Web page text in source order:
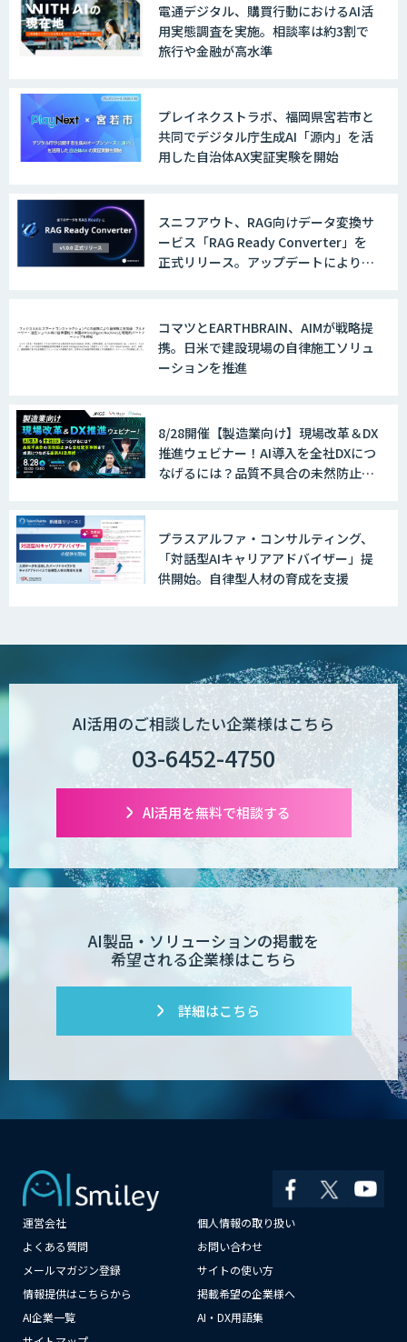
電通デジタル、購買行動におけるAI活
用実態調査を実施。相談率は約3割で
旅行や金融が高水準
プレイネクストラボ、福岡県宮若市と
共同でデジタル庁生成AI「源内」を活
用した自治体AX実証実験を開始
スニフアウト、RAG向けデータ変換サ
ービス「RAG Ready Converter」を
正式リリース。アップデートにより変
コマツとEARTHBRAIN、AIMが戦略提
携。日米で建設現場の自律施工ソリュ
ーションを推進
8/28開催【製造業向け】現場改革＆DX
推進ウェビナー！AI導入を全社DXにつ
なげるには？品質不具合の未然防止か
プラスアルファ・コンサルティング、
「対話型AIキャリアアドバイザー」提
供開始。自律型人材の育成を支援
AI活用のご相談したい企業様はこちら
03-6452-4750
AI活用を無料で相談する
AI製品・ソリューションの掲載を
希望される企業様はこちら
詳細はこちら
運営会社
個人情報の取り扱い
よくある質問
お問い合わせ
メールマガジン登録
サイトの使い方
情報提供はこちらから
掲載希望の企業様へ
AI企業一覧
AI・DX用語集